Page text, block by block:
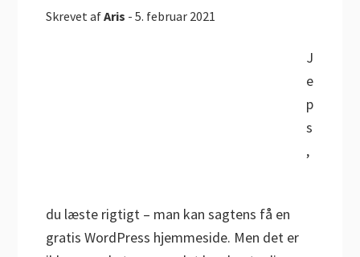
Skrevet afAris -5. februar 2021
J
e
p
s
,
du læste rigtigt – man kan sagtens få en
gratis WordPress hjemmeside. Men det er